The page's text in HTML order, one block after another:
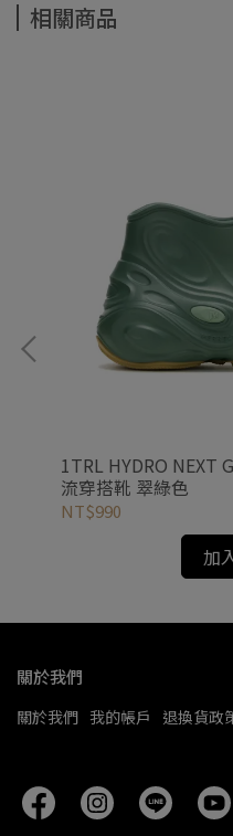
相關商品
1TRL HYDRO NEXT
流穿搭靴 翠綠色
NT$990
加
關於我們
關於我們 我的帳戶 退換貨政